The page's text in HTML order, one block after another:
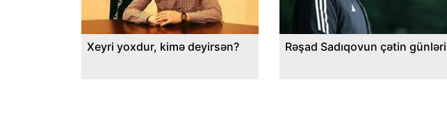
Xeyri yoxdur, kimə deyirsən? Rəşad Sadıqovun çətin günləri